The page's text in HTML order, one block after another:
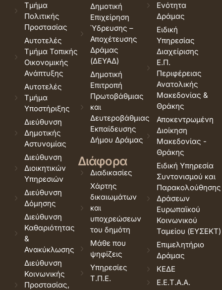
Τμήμα
Πολιτικής
Προστασίας
Αυτοτελές
Τμήμα Τοπικής
Οικονομικής
Ανάπτυξης
Αυτοτελές
Τμήμα
Υποστήριξης
Διεύθυνση
Δημοτικής
Αστυνομίας
Διεύθυνση
Διοικητικών
Υπηρεσιών
Διεύθυνση
Δόμησης
Διεύθυνση
Καθαριότητας
&
Ανακύκλωσης
Διεύθυνση
Κοινωνικής
Προστασίας,
Δημοτική
Επιχείρηση
Ύδρευσης –
Αποχέτευσης
Δράμας
(ΔΕΥΑΔ)
Δημοτική
Επιτροπή
Πρωτοβάθμιας
και
Δευτεροβάθμιας
Εκπαίδευσης
Δήμου Δράμας
Διάφορα
Διαδικασίες
Χάρτης
δικαιωμάτων
και
υποχρεώσεων
του δημότη
Μάθε που
ψηφίζεις
Υπηρεσίες
Τ.Π.Ε.
Ενότητα
Δράμας
Ειδική
Υπηρεσίας
Διαχείρισης
Ε.Π.
Περιφέρειας
Ανατολικής
Μακεδονίας &
Θράκης
Αποκεντρωμένη
Διοίκηση
Μακεδονίας -
Θράκης
Ειδική Υπηρεσία
Συντονισμού και
Παρακολούθησης
Δράσεων
Ευρωπαϊκού
Κοινωνικού
Ταμείου (ΕΥΣΕΚΤ)
Επιμελητήριο
Δράμας
ΚΕΔΕ
Ε.Ε.Τ.Α.Α.